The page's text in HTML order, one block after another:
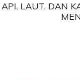
API, LAUT, DAN